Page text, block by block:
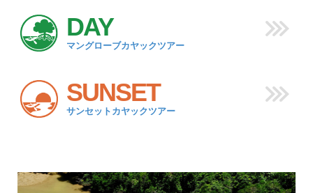
DAY
マングローブカヤックツアー
SUNSET
サンセットカヤックツアー